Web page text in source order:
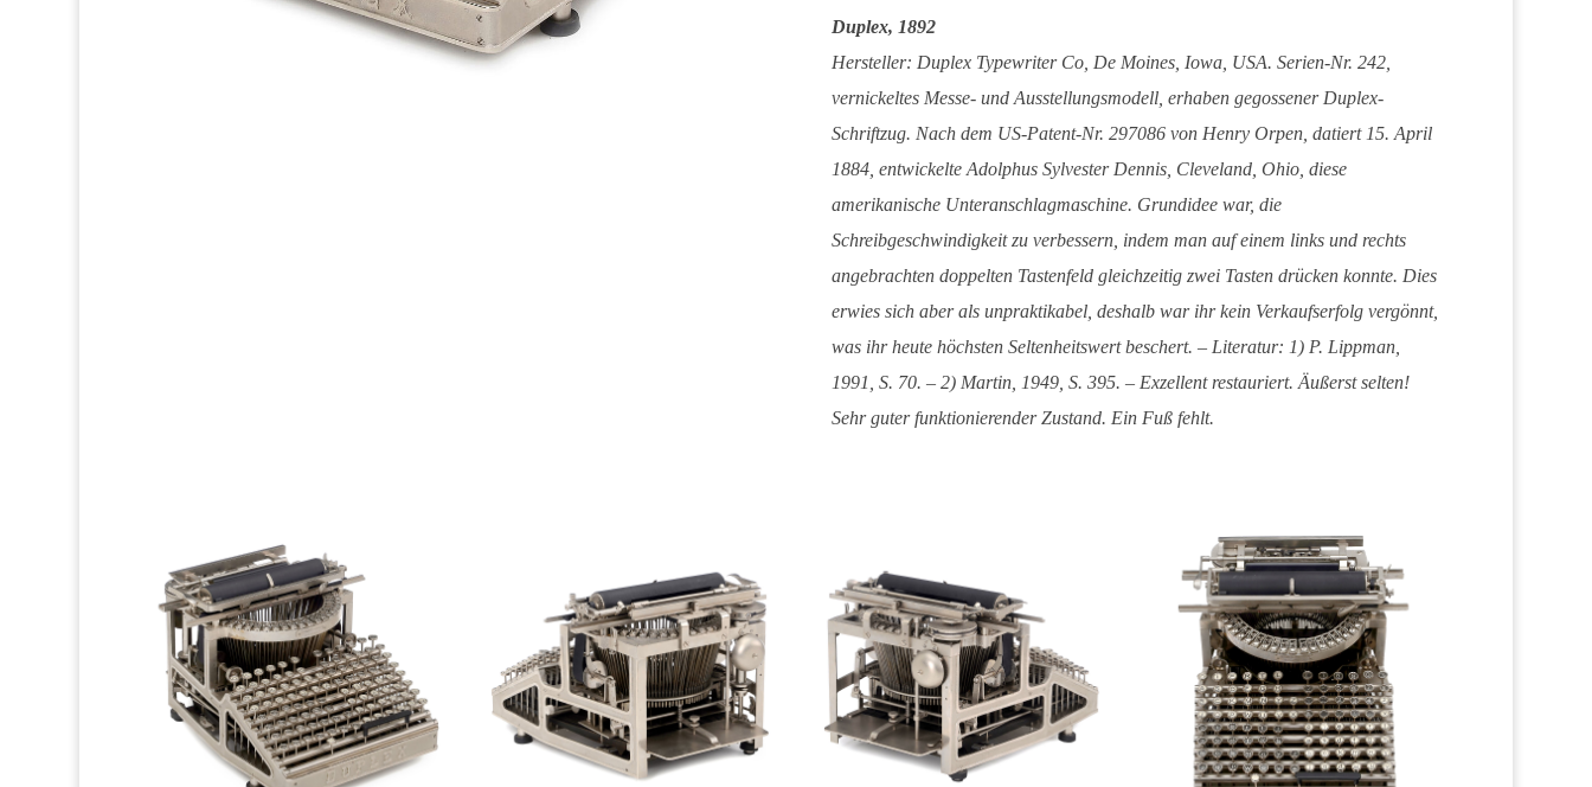
Duplex, 1892
Hersteller: Duplex Typewriter Co, De Moines, Iowa, USA. Serien-Nr. 242,
vernickeltes Messe- und Ausstellungsmodell, erhaben gegossener Duplex-
Schriftzug. Nach dem US-Patent-Nr. 297086 von Henry Orpen, datiert 15. April
1884, entwickelte Adolphus Sylvester Dennis, Cleveland, Ohio, diese
amerikanische Unteranschlagmaschine. Grundidee war, die
Schreibgeschwindigkeit zu verbessern, indem man auf einem links und rechts
angebrachten doppelten Tastenfeld gleichzeitig zwei Tasten drücken konnte. Dies
erwies sich aber als unpraktikabel, deshalb war ihr kein Verkaufserfolg vergönnt,
was ihr heute höchsten Seltenheitswert beschert. – Literatur: 1) P. Lippman,
1991, S. 70. – 2) Martin, 1949, S. 395. – Exzellent restauriert. Äußerst selten!
Sehr guter funktionierender Zustand. Ein Fuß fehlt.